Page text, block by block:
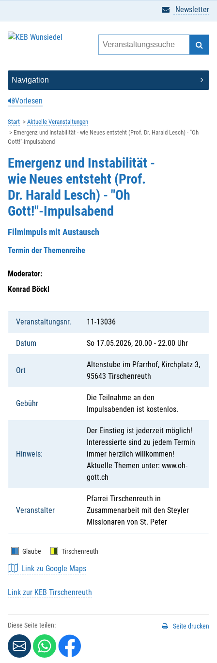
Vorlesen
Newsletter
Start
Aktuelle Veranstaltungen
Emergenz und Instabilität - wie Neues entsteht (Prof. Dr. Harald Lesch) - "Oh
Gott!"-Impulsabend
Emergenz und Instabilität -
wie Neues entsteht (Prof.
Dr. Harald Lesch) - "Oh
Gott!"-Impulsabend
Filmimpuls mit Austausch
Termin der Themenreihe
Moderator:
Konrad Böckl
Veranstaltungsnr. 11-13036
Datum So 17.05.2026, 20.00 - 22.00 Uhr
Ort
Altenstube im Pfarrhof, Kirchplatz 3,
95643 Tirschenreuth
Gebühr
Die Teilnahme an den
Impulsabenden ist kostenlos.
Hinweis:
Der Einstieg ist jederzeit möglich!
Interessierte sind zu jedem Termin
immer herzlich willkommen!
Aktuelle Themen unter: www.oh-
gott.ch
Veranstalter
Pfarrei Tirschenreuth in
Zusammenarbeit mit den Steyler
Missionaren von St. Peter
Glaube Tirschenreuth
Link zu Google Maps
Link zur KEB Tirschenreuth
Diese Seite teilen: Seite drucken